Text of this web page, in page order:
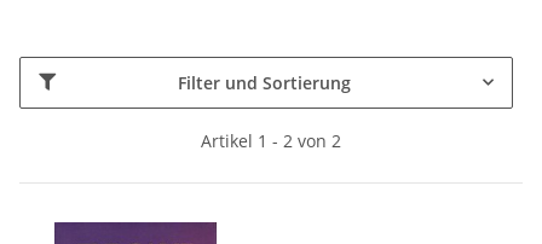
Filter und Sortierung
Artikel 1 - 2 von 2